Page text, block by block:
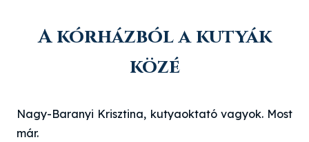
A kórházból a kutyák
közé
Nagy-Baranyi Krisztina, kutyaoktató vagyok. Most
már.